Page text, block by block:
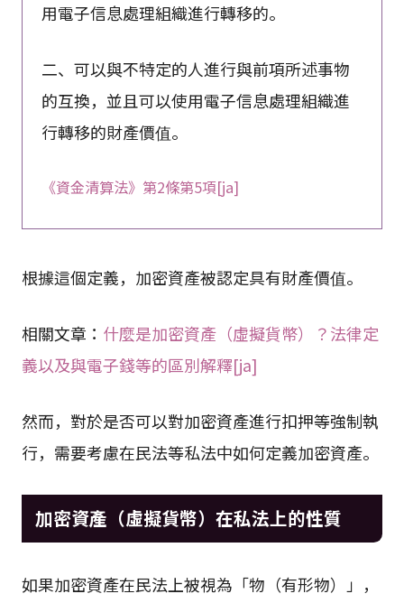
用電子信息處理組織進行轉移的。
二、可以與不特定的人進行與前項所述事物
的互換，並且可以使用電子信息處理組織進
行轉移的財產價值。
《資金清算法》第2條第5項[ja]
根據這個定義，加密資產被認定具有財產價值。
相關文章： 什麼是加密資產（虛擬貨幣）？法律定
義以及與電子錢等的區別解釋[ja]
然而，對於是否可以對加密資產進行扣押等強制執
行，需要考慮在民法等私法中如何定義加密資產。
加密資產（虛擬貨幣）在私法上的性質
如果加密資產在民法上被視為「物（有形物）」，